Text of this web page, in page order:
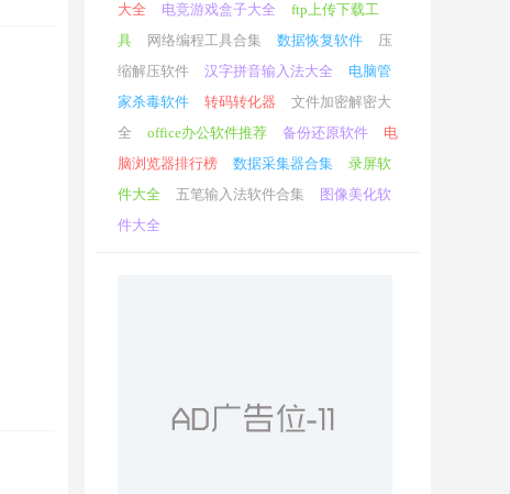
大全
电竞游戏盒子大全
ftp上传下载工
具
网络编程工具合集 数据恢复软件
压
缩解压软件
汉字拼音输入法大全
电脑管
家杀毒软件
转码转化器
文件加密解密大
全
office办公软件推荐 备份还原软件
电
脑浏览器排行榜
数据采集器合集
录屏软
件大全
五笔输入法软件合集
图像美化软
件大全